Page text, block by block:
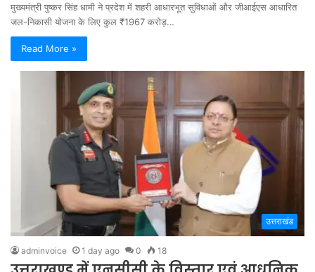
मुख्यमंत्री पुष्कर सिंह धामी ने प्रदेश में शहरी आधारभूत सुविधाओं और जीआईएस आधारित
जल-निकासी योजना के लिए कुल ₹1967 करोड़…
Read More »
उत्तराखंड
adminvoice 1 day ago 0 18